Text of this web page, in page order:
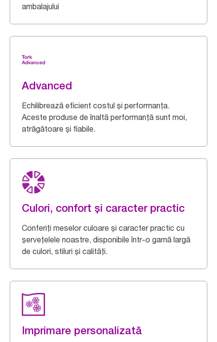
ambalajului
Advanced
Echilibrează eficient costul și performanța.
Aceste produse de înaltă performanță sunt moi,
atrăgătoare și fiabile.
Culori, confort și caracter practic
Conferiți meselor culoare și caracter practic cu
șervețelele noastre, disponibile într-o gamă largă
de culori, stiluri și calități.
Imprimare personalizată